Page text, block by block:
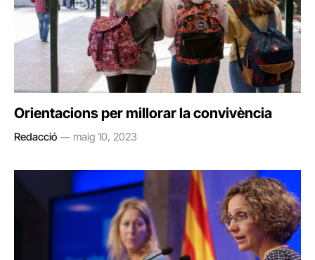
Orientacions per millorar la convivència
Redacció maig 10, 2023